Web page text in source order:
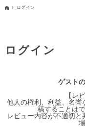
ログイン
ログイン
ゲスト
【レ
他人の権利、利益、名誉
稿することは
レビュー内容が不適切